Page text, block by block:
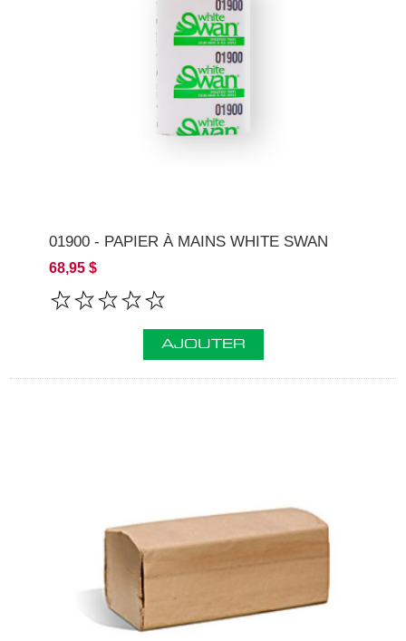
01900 - PAPIER À MAINS WHITE SWAN
68,95 $
AJOUTER